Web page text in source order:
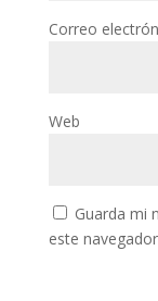
Correo
Web
Guarda mi
este